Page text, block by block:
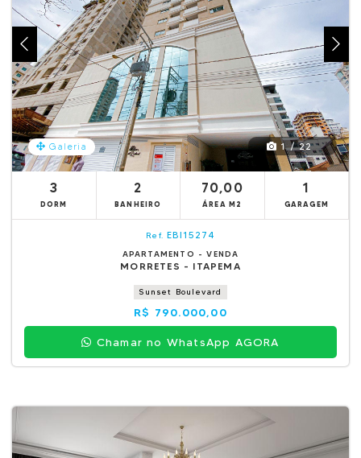
Galeria 1 / 22
3
DORM
2
BANHEIRO
70,00
ÁREA M2
1
GARAGEM
Ref. EBI15274
APARTAMENTO - VENDA
MORRETES - ITAPEMA
Sunset Boulevard
R$ 790.000,00
Chamar no WhatsApp AGORA